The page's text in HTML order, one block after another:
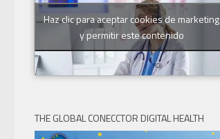
Haz clic para aceptar cookies de marketing
y permitir este contenido
THE GLOBAL CONECCTOR DIGITAL HEALTH